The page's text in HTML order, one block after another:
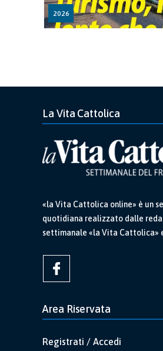
2026
La Vita Cattolica
«la Vita Cattolica online» è un
quotidiana realizzato dalle
settimanale «la Vita Cattolica»
Area Riservata
Registrati / Accedi